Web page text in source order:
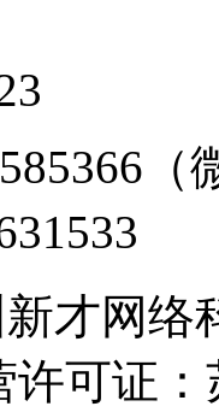
（
才网络
许可证